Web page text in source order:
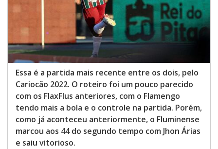
Essa é a partida mais recente entre os dois, pelo
Cariocão 2022. O roteiro foi um pouco parecido
com os FlaxFlus anteriores, com o Flamengo
tendo mais a bola e o controle na partida. Porém,
como já aconteceu anteriormente, o Fluminense
marcou aos 44 do segundo tempo com Jhon Árias
e saiu vitorioso.